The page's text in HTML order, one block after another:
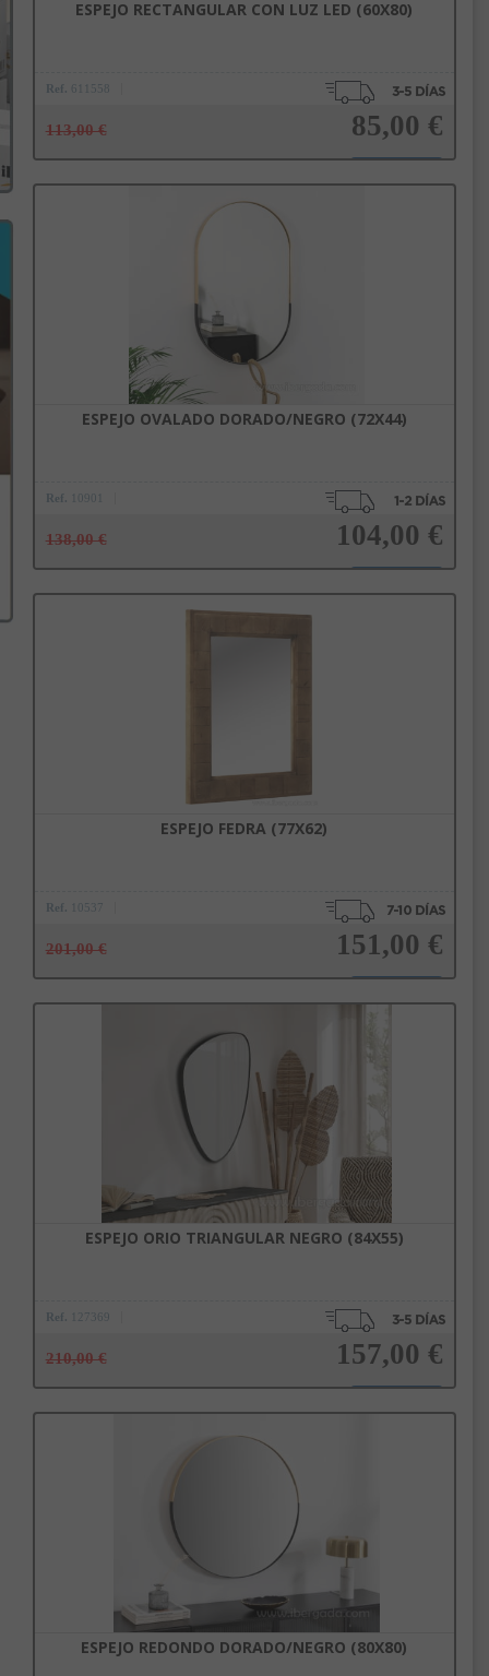
ESPEJO RECTANGULAR CON LUZ LED (60X80)
Ref. 611558
113,00 € 85,00 €
Añadir a la cesta
ESPEJO OVALADO DORADO/NEGRO (72X44)
Ref. 10901
138,00 € 104,00 €
ESPEJO FEDRA (77X62)
Ref. 10537
201,00 € 151,00 €
Añadir a la cesta
ESPEJO ORIO TRIANGULAR NEGRO (84X55)
Ref. 127369
210,00 € 157,00 €
Añadir a la cesta
ESPEJO REDONDO DORADO/NEGRO (80X80)